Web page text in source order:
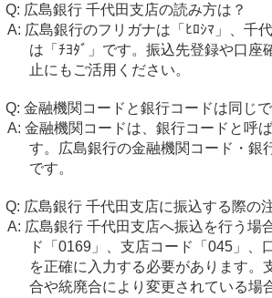
広島銀行 千代田支店の読み方は？
広島銀行のフリガナは「ﾋﾛｼﾏ」、千
は「ﾁﾖﾀﾞ」です。振込先登録や口座
止にもご活用ください。
金融機関コードと銀行コードは同じ
金融機関コードは、銀行コードと呼
す。広島銀行の金融機関コード・銀
です。
広島銀行 千代田支店に振込する際の
広島銀行 千代田支店へ振込を行う場
ド「0169」、支店コード「045」、
を正確に入力する必要があります。
合や統廃合により変更されている場